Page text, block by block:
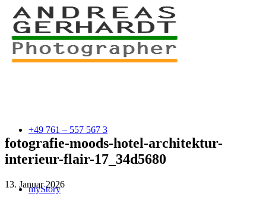
+49 761 – 557 567 3
myStory
fotografie-moods-hotel-architektur-
interieur-flair-17_34d5680
13. Januar 2026